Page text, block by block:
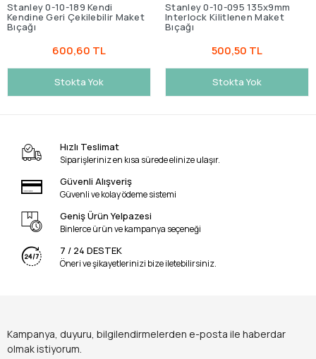
Stanley 0-10-189 Kendi
Kendine Geri Çekilebilir Maket
Bıçağı
600,60 TL
Stokta Yok
Stanley 0-10-095 135x9mm
Interlock Kilitlenen Maket
Bıçağı
500,50 TL
Stokta Yok
Hızlı Teslimat
Siparişleriniz en kısa sürede elinize ulaşır.
Güvenli Alışveriş
Güvenli ve kolay ödeme sistemi
Geniş Ürün Yelpazesi
Binlerce ürün ve kampanya seçeneği
7 / 24 DESTEK
Öneri ve şikayetlerinizi bize iletebilirsiniz.
Kampanya, duyuru, bilgilendirmelerden e-posta ile haberdar
olmak istiyorum.